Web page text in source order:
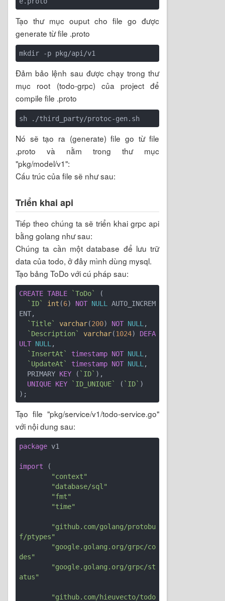
Tạo thư mục ouput cho file go được
generate từ file .proto
Đảm bảo lệnh sau được chạy trong thư
mục root (todo-grpc) của project để
compile file .proto
Nó sẽ tạo ra (generate) file go từ file
.proto và nằm trong thư mục
"pkg/model/v1":
Cấu trúc của file sẽ như sau:
Triển khai api
Tiếp theo chúng ta sẽ triển khai grpc api
bằng golang như sau:
Chúng ta cần một database để lưu trữ
data của todo, ở đây mình dùng mysql.
Tạo bảng ToDo với cú pháp sau:
CREATE TABLE `ToDo`
(
`ID`
int (6) NOT NULL
AUTO_INCREM
ENT,
`Title`
varchar(200) NOT NULL ,
`Description`
varchar(1024) DEFA
ULT NULL ,
`InsertAt`
timestamp NOT NULL ,
`UpdateAt`
timestamp NOT NULL ,
  PRIMARY
KEY ( `ID` ),
UNIQUE KEY `ID_UNIQUE` ( `ID` )
Tạo file "pkg/service/v1/todo-service.go"
với nội dung sau:
package v1
import (
"context"
"database/sql"
"fmt"
"time"
"github.com/golang/protobu
f/ptypes"
"google.golang.org/grpc/co
des"
"google.golang.org/grpc/st
atus"
"github.com/hieuvecto/todo